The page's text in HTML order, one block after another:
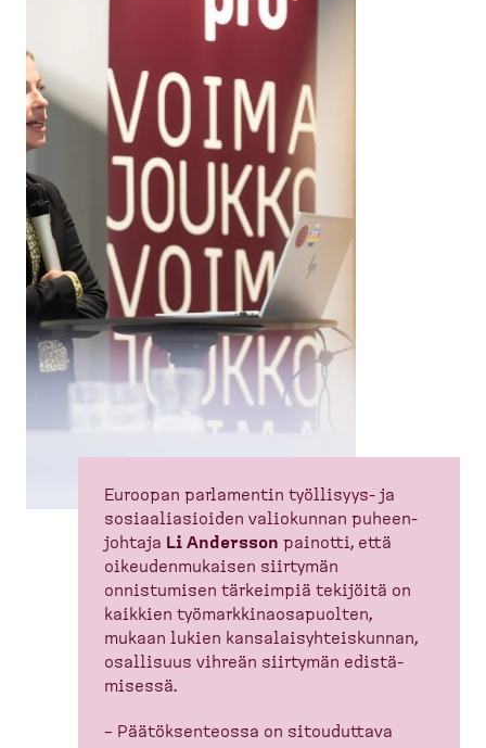
Euroopan parlamentin työllisyys-​ ja
sosiaa­li­asioiden valiokunnan puheen­
johtaja Li Andersson painotti, että
oikeuden­mu­kaisen siirtymän
onnistumisen tärkeimpiä tekijöitä on
kaikkien työmark­ki­naos­a­puolten,
mukaan lukien kansalai­syh­teis­kunnan,
osallisuus vihreän siirtymän edistä­
misessä.
– Päätök­sen­teossa on sitouduttava